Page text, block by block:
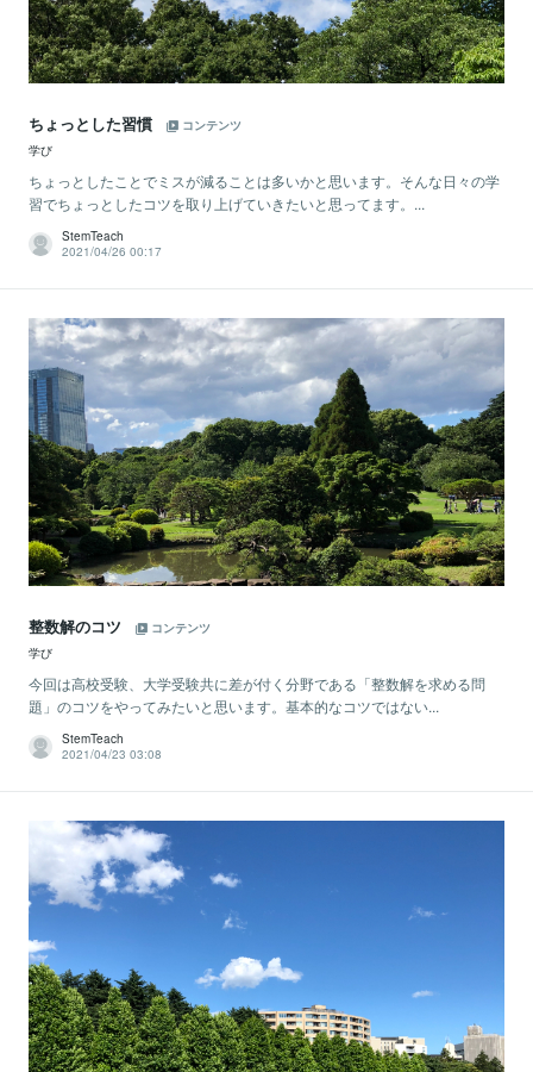
ちょっとした習慣
コンテンツ
学び
ちょっとしたことでミスが減ることは多いかと思います。そんな日々の学
習でちょっとしたコツを取り上げていきたいと思ってます。...
StemTeach
2021/04/26 00:17
整数解のコツ
コンテンツ
学び
今回は高校受験、大学受験共に差が付く分野である「整数解を求める問
題」のコツをやってみたいと思います。基本的なコツではない...
StemTeach
2021/04/23 03:08